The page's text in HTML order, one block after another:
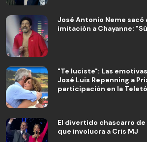
José Antonio Neme sacó
imitación a Chayanne:
"Te luciste": Las
José Luis Repenning a
participación en la
El divertido chascarro
que involucra a Cris MJ